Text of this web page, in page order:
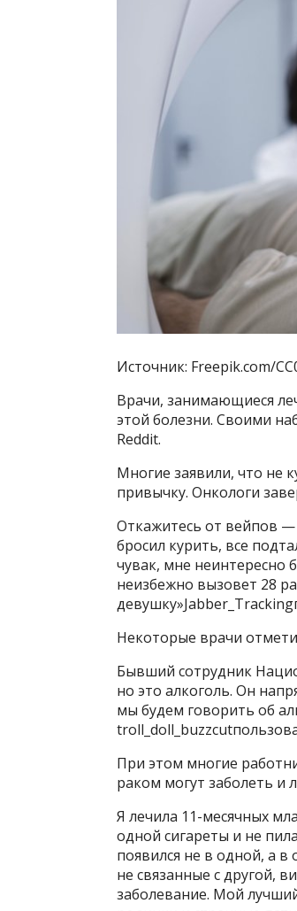
Источник: Freepik.com/
Врачи, занимающиеся
этой болезни. Своими
Reddit.
Многие заявили, что не
привычку. Онкологи
Откажитесь от вейпов
бросил курить, все
чувак, мне неинтересно
неизбежно вызовет 28
Некоторые врачи
Бывший сотрудник
но это алкоголь. Он
мы будем говорить об
При этом многие
раком могут заболеть и
Я лечила 11-месячных
одной сигареты и не
появился не в одной, а
не связанные с другой,
заболевание. Мой